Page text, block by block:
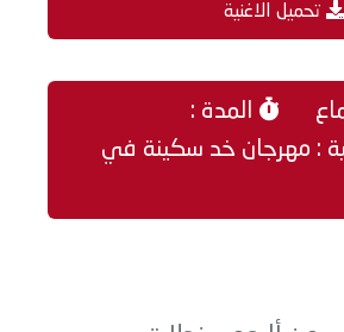
تحميل الاغنية
المدة :
: مهرجان خد سكينة في